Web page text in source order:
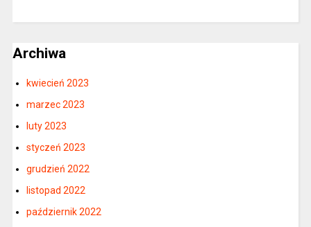
Archiwa
kwiecień 2023
marzec 2023
luty 2023
styczeń 2023
grudzień 2022
listopad 2022
październik 2022